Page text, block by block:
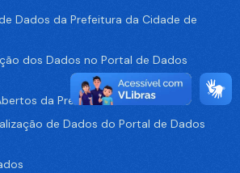
Dados da Prefeitura da Cidade de
dos Dados no Portal de Dados
da Prefeitura do Recife
de Dados do Portal de Dados